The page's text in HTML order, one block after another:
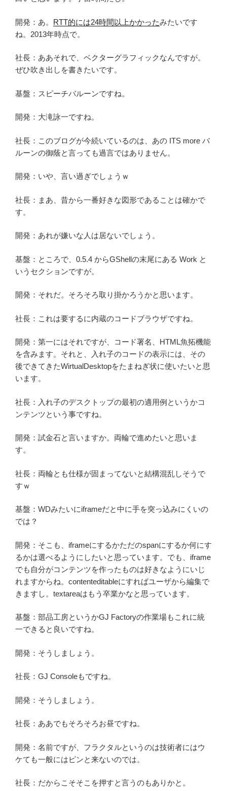
開発：あ。 RTT的には24時間以上かかったみたいです
ね。2013年時点で。
社長：ああそれで、ベクターグラフィックなんですが。
ぜひ吹き出しを書きたいです。
基盤：スピーチバルーンですね。
開発：大滝詠一ですね。
社長：このブログが今続いているのは、あの ITS more バ
ルーンの御蔭と言っても過言ではありません。
開発：いや、言い過ぎでしょうｗ
社長：まあ、昔から一番好きな図形であることは確かで
す。
開発：あれが嫌いな人は居ないでしょう。
基盤：ところで、0.5.4 からGShellの末尾にある Work と
いうセクションですが。
開発：それだ。そろそろ取り掛かろうかと思います。
社長：これは要するに内蔵のコードブラウザですね。
開発：第一にはそれですが、コード署名、HTML魚拓機能
を含みます。それと、入れ子のコードの表示には、その
後できてきたWirtualDesktopをたまねぎ状に使いたいと思
います。
社長：入れ子のデスクトップの最初の適用例というかコ
ンテンツという事ですね。
開発：試金石と言いますか。両輪で進めたいと思いま
す。
社長：両輪とも仕様が固まってないと結構混乱しそうで
すｗ
基盤：WDみたいにiframeだと中に手を突っ込みにくいの
では？
開発：そこも、iframeにするかただのspanにするか何にす
るかは選べるようにしたいと思っています。でも、iframe
でも自分がコンテンツを作ったものは好きなようにいじ
れますからね。contenteditableにすればユーザから編集で
きますし。textareaはもう卒業かなと思っています。
基盤：部品工房というかGJ Factoryの作業場もこれに統
一できると良いですね。
開発：そうしましょう。
社長：GJ Consoleもですね。
開発：そうしましょう。
社長：ああでもそろそろお昼ですね。
開発：名前ですが、フラクタルというのは技術者にはウ
ケても一般にはピンと来ないのでは。
社長：だからこそそこを押すと言うのもありかと。